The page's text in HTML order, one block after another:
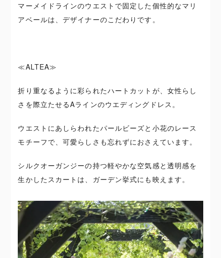
マーメイドラインのウエストで固定した個性的なマリ
アベールは、デザイナーのこだわりです。
≪ALTEA≫
折り重なるように彩られたハートカットが、女性らし
さを際立たせるAラインのウエディングドレス。
ウエストにあしらわれたパールビーズと小花のレース
モチーフで、可愛らしさも忘れずにおさえています。
シルクオーガンジーの持つ軽やかな空気感と透明感を
生かしたスカートは、ガーデン挙式にも映えます。